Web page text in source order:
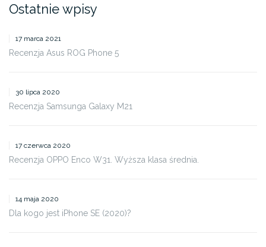
Ostatnie wpisy
17 marca 2021
Recenzja Asus ROG Phone 5
30 lipca 2020
Recenzja Samsunga Galaxy M21
17 czerwca 2020
Recenzja OPPO Enco W31. Wyższa klasa średnia.
14 maja 2020
Dla kogo jest iPhone SE (2020)?